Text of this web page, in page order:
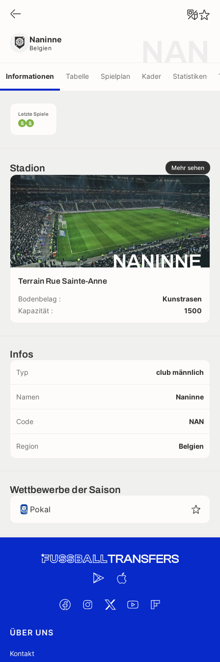
Naninne
Belgien
Informationen Tabelle Spielplan Kader Statistiken
Letzte Spiele
S S
Stadion Mehr sehen
NANINNE
Terrain Rue Sainte-Anne
Bodenbelag :
Kunstrasen
Kapazität :
1500
Infos
Typ club männlich
Namen Naninne
Code NAN
Region Belgien
Wettbewerbe der Saison
Pokal
ÜBER UNS
Kontakt